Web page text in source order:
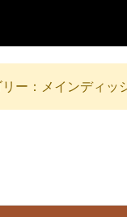
ー：メインディッ